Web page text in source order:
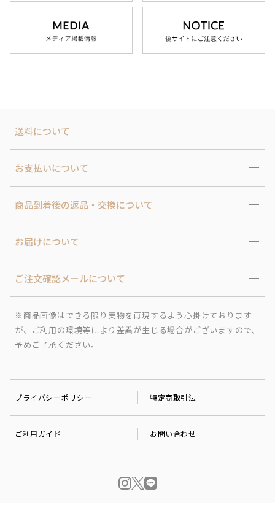
送料について
お支払いについて
商品到着後の返品・交換について
お届けについて
ご注文確認メールについて
※商品画像はできる限り実物を再現するよう心掛けております
が、ご利用の環境等により差異が生じる場合がございますので、
予めご了承ください。
プライバシーポリシー 特定商取引法
ご利用ガイド お問い合わせ